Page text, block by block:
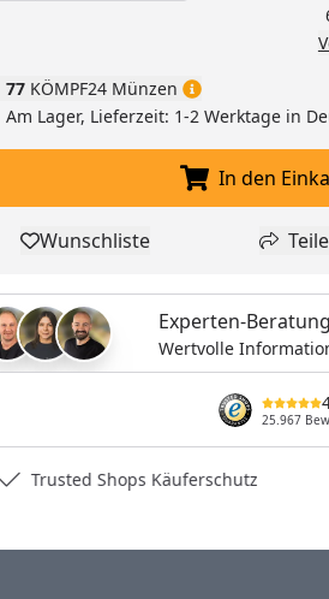
77 KÖMPF24 Münzen
Am Lager, Lieferzeit: 1-2 Werktage in
In
In den
Produkt zur Wunschliste
Wunschliste
Experten-Beratung
Wertvolle
25.967
Trusted Shops Käuferschutz